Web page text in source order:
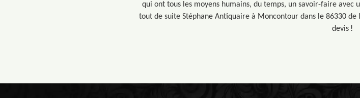
qui ont tous les moyens humains, du temps, un savoir-faire avec
tout de suite Stéphane Antiquaire à Moncontour dans le 86330
devis !